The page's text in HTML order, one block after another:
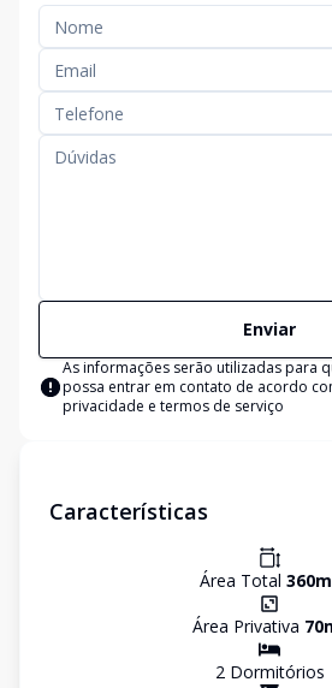
Enviar
As informações serão utilizadas para
possa entrar em contato de acordo
privacidade e termos de serviço
Características
Área Total 360
Área Privativa 70
2Dormitórios